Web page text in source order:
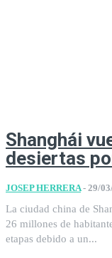
Shanghái
desiertas
JOSEP HERRERA - 29/
La ciudad china de
26 millones de
etapas debido a un...